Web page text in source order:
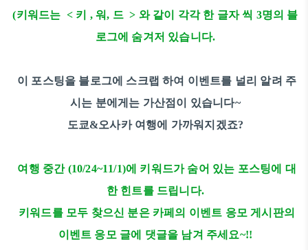
(키워드는 < 키 , 워, 드 > 와 같이 각각 한 글자 씩 3명의 블
로그에 숨겨저 있습니다.
이 포스팅을 블로그에 스크랩 하여 이벤트를 널리 알려 주
시는 분에게는 가산점이 있습니다~
도쿄&오사카 여행에 가까워지겠죠?
여행 중간 (10/24~11/1)에 키워드가 숨어 있는 포스팅에 대
한 힌트를 드립니다.
키워드를 모두 찾으신 분은 카페의 이벤트 응모 게시판의
이벤트 응모 글에 댓글을 남겨 주세요~!!